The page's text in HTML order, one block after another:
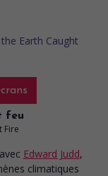
feu
Fire
avec Edward Judd,
climatiques